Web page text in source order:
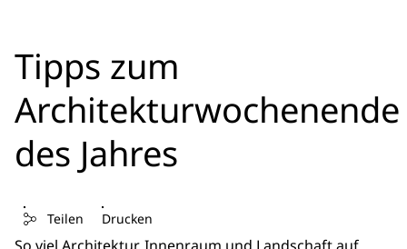
Tipps zum
Architekturwochenende
des Jahres
Teilen Drucken